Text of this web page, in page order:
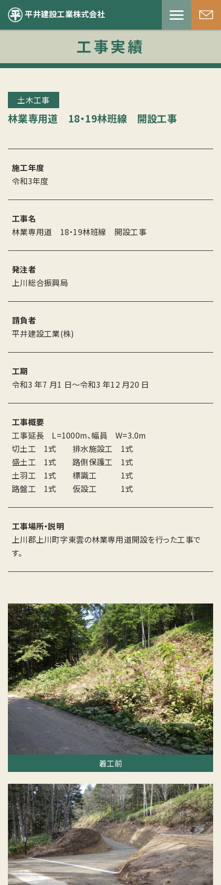
工事実績
平井建設工業株式会社
土木工事
林業専用道 18・19林班線 開設工事
施工年度
令和3年度
工事名
林業専用道 18・19林班線 開設工事
発注者
上川総合振興局
請負者
平井建設工業(株)
工期
令和3 年7 月1 日〜令和3 年12 月20 日
工事概要
工事延長 L=1000m、幅員 W=3.0m
切土工 1式 排水施設工 1式
盛土工 1式 路側保護工 1式
土羽工 1式 標識工 1式
路盤工 1式 仮設工 1式
工事場所・説明
上川郡上川町字東雲の林業専用道開設を行った工事で
す。
着工前
HOME
お知らせ
平井建設工業について
工事実績
採用情報
お問い合わせ